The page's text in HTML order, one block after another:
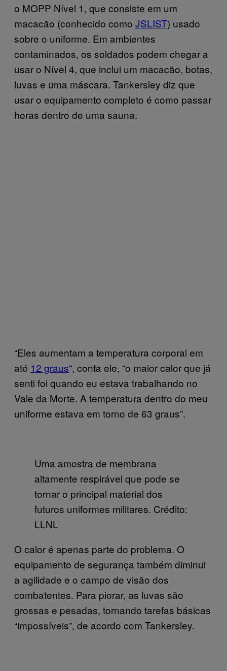
o MOPP Nível 1, que consiste em um
macacão (conhecido como JSLIST) usado
sobre o uniforme. Em ambientes
contaminados, os soldados podem chegar a
usar o Nível 4, que inclui um macacão, botas,
luvas e uma máscara. Tankersley diz que
usar o equipamento completo é como passar
horas dentro de uma sauna.
“Eles aumentam a temperatura corporal em
até 12 graus“, conta ele, “o maior calor que já
senti foi quando eu estava trabalhando no
Vale da Morte. A temperatura dentro do meu
uniforme estava em torno de 63 graus”.
Uma amostra de membrana
altamente respirável que pode se
tornar o principal material dos
futuros uniformes militares. Crédito:
LLNL
O calor é apenas parte do problema. O
equipamento de segurança também diminui
a agilidade e o campo de visão dos
combatentes. Para piorar, as luvas são
grossas e pesadas, tornando tarefas básicas
“impossíveis”, de acordo com Tankersley.